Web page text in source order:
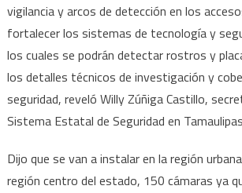
vigilancia y arcos de detección en los
fortalecer los sistemas de tecnología y
los cuales se podrán detectar rostros y
los detalles técnicos de investigación y
seguridad, reveló Willy Zúñiga Castillo,
Sistema Estatal de Seguridad en
Dijo que se van a instalar en la región
región centro del estado, 150 cámaras ya